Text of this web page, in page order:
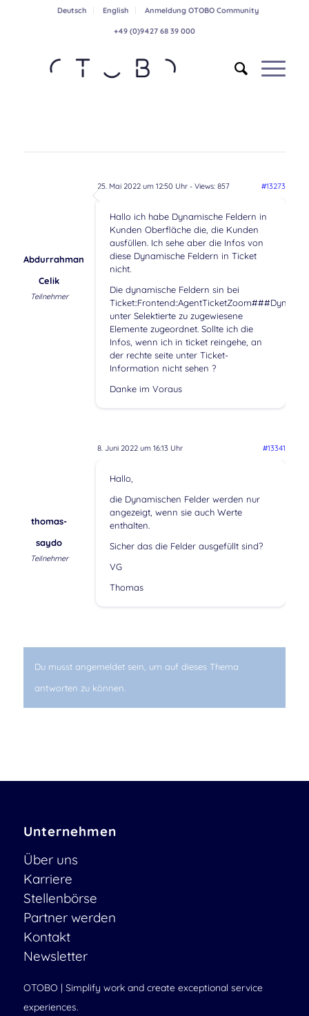
Deutsch English Anmeldung OTOBO Community
+49 (0)9427 68 39 000
25. Mai 2022 um 12:50 Uhr- Views: 857 #13273
Abdurrahman
Celik
Teilnehmer
Hallo ich habe Dynamische Feldern in
Kunden Oberfläche die, die Kunden
ausfüllen. Ich sehe aber die Infos von
diese Dynamische Feldern in Ticket
nicht.
Die dynamische Feldern sin bei
unter Selektierte zu zugewiesene
Elemente zugeordnet. Sollte ich die
Infos, wenn ich in ticket reingehe, an
der rechte seite unter Ticket-
Information nicht sehen ?
Danke im Voraus
8. Juni 2022 um 16:13 Uhr #13341
thomas-
saydo
Teilnehmer
Hallo,
die Dynamischen Felder werden nur
angezeigt, wenn sie auch Werte
enthalten.
Sicher das die Felder ausgefüllt sind?
VG
Thomas
Du musst angemeldet sein, um auf dieses Thema
antworten zu können.
Unternehmen
Über uns
Karriere
Stellenbörse
Partner werden
Kontakt
Newsletter
OTOBO | Simplify work and create exceptional service
experiences.